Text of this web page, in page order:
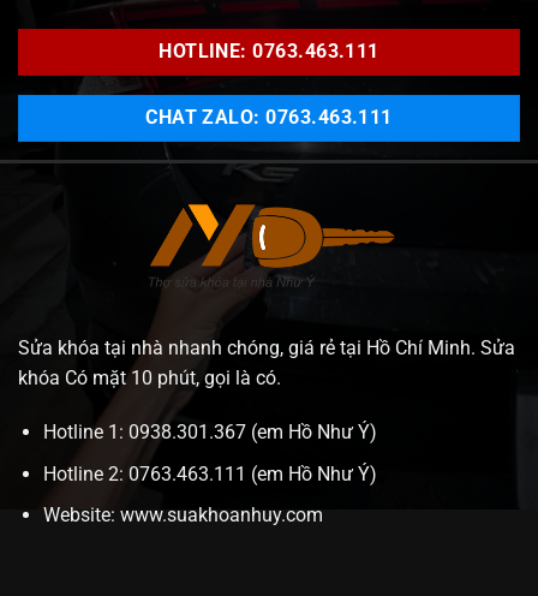
HOTLINE: 0763.463.111
CHAT ZALO: 0763.463.111
Sửa khóa tại nhà nhanh chóng, giá rẻ tại Hồ Chí Minh. Sửa
khóa Có mặt 10 phút, gọi là có.
Hotline 1: 0938.301.367 (em Hồ Như Ý)
Hotline 2: 0763.463.111 (em Hồ Như Ý)
Website: www.suakhoanhuy.com